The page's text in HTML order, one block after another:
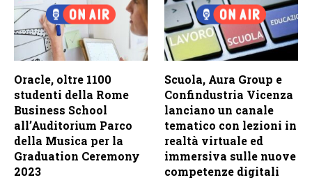
Oracle, oltre 1100
studenti della Rome
Business School
all’Auditorium Parco
della Musica per la
Graduation Ceremony
2023
Scuola, Aura Group e
Confindustria Vicenza
lanciano un canale
tematico con lezioni in
realtà virtuale ed
immersiva sulle nuove
competenze digitali